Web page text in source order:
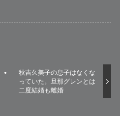
秋吉久美子の息子はなくな
っていた。旦那グレンとは
二度結婚も離婚